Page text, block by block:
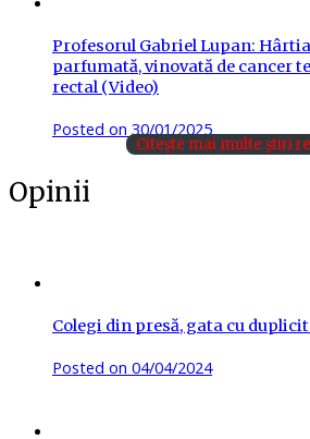
Profesorul Gabriel Lupan:
parfumată, vinovată de cancer
rectal (Video)
Posted on30/01/2025
Citește mai multe știri
Opinii
Colegi din presă, gata cu
Posted on 04/04/2024